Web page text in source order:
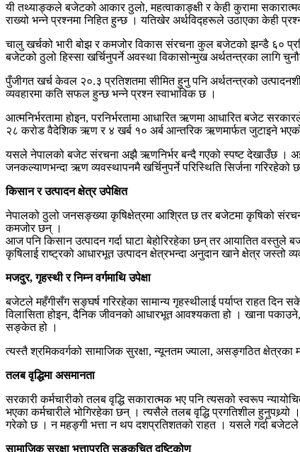
यी तथ्याङ्कले बजेटको आकार ठुलो, महत्वाकाङ्क्षी र केही कुरामा
राख्यो भन्ने प्रश्नमा निहित हुन्छ । यतिखेर अर्थविद्हरूले उठाएका केही
चालु खर्चको भारी बोझ र कमजोर विकास संरचना कुल बजेटको झन्डै ६०
बजेटको ठुलो हिस्सा खर्चिनुपर्ने अवस्था विकासोन्मुख अर्थतन्त्रका लागि
पुँजीगत खर्च केवल २०.३ प्रतिशतमा सीमित हुनु पनि अर्थतन्त्रको
व्यवहारमा कति सफल हुन्छ भन्ने प्रश्न स्वाभाविक छ ।
आत्मनिर्भरतामा होइन, परनिर्भरतामा आधारित ऋणमा आधारित बजेट
२८ करोड वैदेशिक ऋण र ४ खर्ब १० अर्ब आन्तरिक ऋणमार्फत जुटाइने
यसले नेपालको बजेट संरचना अझै ऋणनिर्भर बन्दै गएको स्पष्ट देखाउँछ । अझ
जनकल्याणभन्दा ऋण व्यवस्थापनमै खर्चिनुपर्ने परिस्थिति सिर्जना
किसान र उत्पादन क्षेत्र उपेक्षित
नेपालको ठुलो जनसङ्ख्या कृषिक्षेत्रमा आश्रित छ तर बजेटमा कृषिको
कमजोर छन् ।
आज पनि किसान उत्पादन गर्दा घाटा बेहोरिरहेका छन् तर आयातित वस्तुले
कृषिलाई राष्ट्रको आधारभूत उत्पादन क्षेत्रभन्दा अनुदान खाने क्षेत्र जस्तो
मजदुर, गृहस्थी र निम्न वर्गमाथि उपेक्षा
बजेटले महँगीसँग सङ्घर्ष गरिरहेका सामान्य गृहस्थीलाई पर्याप्त राहत
विलासिता होइन, दैनिक जीवनको आधारभूत आवश्यकता हो । खाना
सङ्केत हो ।
त्यस्तै श्रमिकवर्गको सामाजिक सुरक्षा, न्यूनतम ज्याला, असङ्गठित
तलब वृद्धिमा असमानता
सरकारी कर्मचारीको तलब वृद्धि सकारात्मक भए पनि त्यसको स्वरूप
भएका कर्मचारीले भोगिरहेका छन् । त्यसैले तलब वृद्धि प्रगतिशील
गरेको छ । न महङ्गी भत्ता न थप दशप्रतिशतको राहत । यसले गर्दा बजेटले
सामाजिक सुरक्षा भत्ताप्रति सङ्कुचित दृष्टिकोण